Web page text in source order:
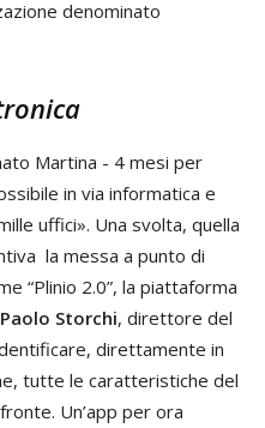
denominato
Martina - 4 mesi per
in via informatica e
uffici». Una svolta, quella
la messa a punto di
“Plinio 2.0”, la piattaforma
Paolo Storchi, direttore del
direttamente in
tutte le caratteristiche del
Un’app per ora